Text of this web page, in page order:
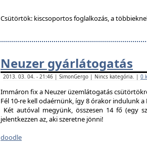
Csütörtök: kiscsoportos foglalkozás, a
Neuzer gyárlátogatás
2013. 03. 04. - 21:46 | SimonGergo | Nincs kategória. | 0
Immáron fix a Neuzer üzemlátogatás
Fél 10-re kell odaérnünk, így 8 órakor indulunk a
Két autóval megyünk, összesen 14 fő (egy
jelentkezzen az, aki szeretne jönni!
doodle